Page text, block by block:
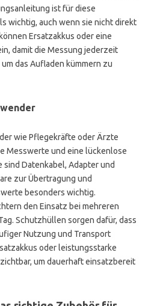
ist für diese
wichtig, auch wenn sie nicht direkt
Ersatzakkus oder eine
damit die Messung jederzeit
das Aufladen kümmern zu
wie Pflegekräfte oder Ärzte
Messwerte und eine lückenlose
sind Datenkabel, Adapter und
zur Übertragung und
besonders wichtig.
den Einsatz bei mehreren
Schutzhüllen sorgen dafür, dass
Nutzung und Transport
oder leistungsstarke
um dauerhaft einsatzbereit